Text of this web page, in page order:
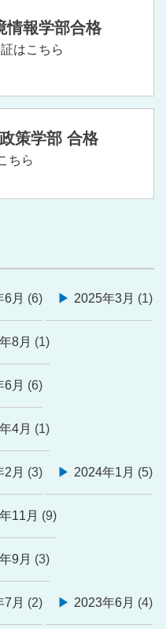
情報学部合格
はこちら
策学部 合格
ちら
6月 (6) 2025年3月 (1)
8月 (1)
6月 (6)
4月 (1)
2月 (3) 2024年1月 (5)
11月 (9)
9月 (3)
7月 (2) 2023年6月 (4)